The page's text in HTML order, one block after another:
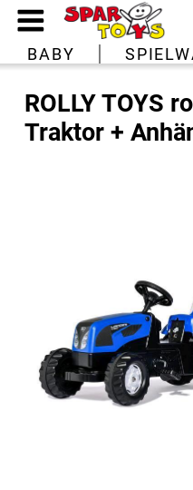
BABY
ROLLY TOYS
Traktor +